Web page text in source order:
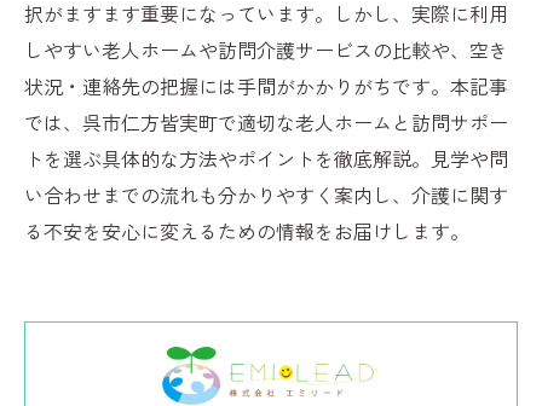
択がますます重要になっています。しかし、実際に利用
しやすい老人ホームや訪問介護サービスの比較や、空き
状況・連絡先の把握には手間がかかりがちです。本記事
では、呉市仁方皆実町で適切な老人ホームと訪問サポー
トを選ぶ具体的な方法やポイントを徹底解説。見学や問
い合わせまでの流れも分かりやすく案内し、介護に関す
る不安を安心に変えるための情報をお届けします。